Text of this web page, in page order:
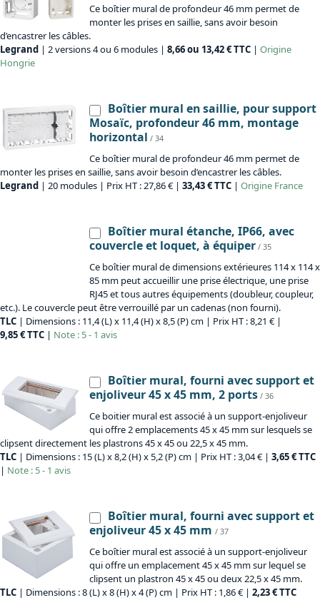
Ce boîtier mural de profondeur 46 mm permet de
monter les prises en saillie, sans avoir besoin
d’encastrer les câbles.
Legrand | 2 versions 4 ou 6 modules | 8,66 ou 13,42 € TTC | Origine
Hongrie
Boîtier mural en saillie, pour support
Mosaïc, profondeur 46 mm, montage
horizontal / 34
Ce boîtier mural de profondeur 46 mm permet de
monter les prises en saillie, sans avoir besoin d’encastrer les câbles.
Legrand | 20 modules | Prix HT : 27,86 € | 33,43 € TTC | Origine France
Boîtier mural étanche, IP66, avec
couvercle et loquet, à équiper / 35
Ce boîtier mural de dimensions extérieures 114 x 114 x
85 mm peut accueillir une prise électrique, une prise
RJ45 et tous autres équipements (doubleur, coupleur,
etc.). Le couvercle peut être verrouillé par un cadenas (non fourni).
TLC | Dimensions : 11,4 (L) x 11,4 (H) x 8,5 (P) cm | Prix HT : 8,21 € |
9,85 € TTC | Note : 5 - 1 avis
Boîtier mural, fourni avec support et
enjoliveur 45 x 45 mm, 2 ports / 36
Ce boitier mural est associé à un support-enjoliveur
qui offre 2 emplacements 45 x 45 mm sur lesquels se
clipsent directement les plastrons 45 x 45 ou 22,5 x 45 mm.
TLC | Dimensions : 15 (L) x 8,2 (H) x 5,2 (P) cm | Prix HT : 3,04 € | 3,65 € TTC
| Note : 5 - 1 avis
Boîtier mural, fourni avec support et
enjoliveur 45 x 45 mm / 37
Ce boîtier mural est associé à un support-enjoliveur
qui offre un emplacement 45 x 45 mm sur lequel se
clipsent un plastron 45 x 45 ou deux 22,5 x 45 mm.
TLC | Dimensions : 8 (L) x 8 (H) x 4 (P) cm | Prix HT : 1,86 € | 2,23 € TTC